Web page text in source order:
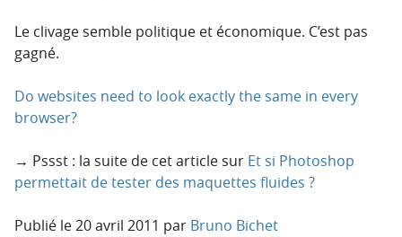
Le clivage semble politique et économique. C’est pas
gagné.
Do websites need to look exactly the same in every
browser?
→ Pssst : la suite de cet article sur Et si Photoshop
permettait de tester des maquettes fluides ?
Publié le20 avril 2011 par Bruno Bichet